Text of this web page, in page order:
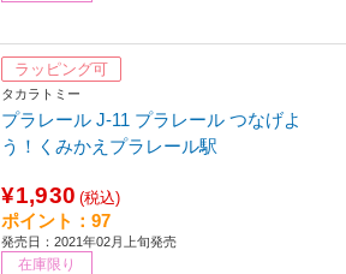
ラッピング可
タカラトミー
プラレール J-11 プラレール つなげよ
う！くみかえプラレール駅
¥1,930 (税込)
ポイント：97
発売日：2021年02月上旬発売
在庫限り